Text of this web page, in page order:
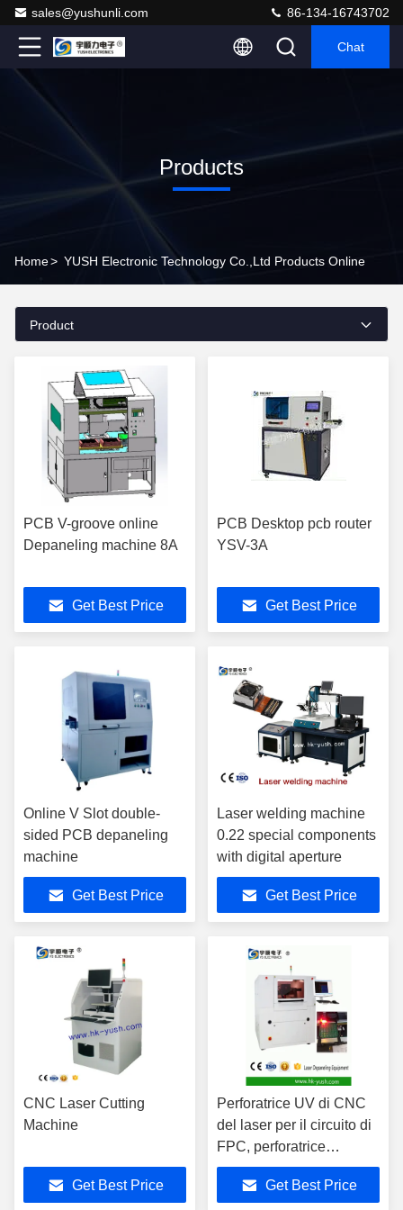
sales@yushunli.com 86-134-16743702
Chat
Products
Home> YUSH Electronic Technology Co.,Ltd Products Online
Product
PCB V-groove online
Depaneling machine 8A
Get Best Price
PCB Desktop pcb router
YSV-3A
Get Best Price
Online V Slot double-
sided PCB depaneling
machine
Get Best Price
Laser welding machine
0.22 special components
with digital aperture
Get Best Price
CNC Laser Cutting
Machine
Get Best Price
Perforatrice UV di CNC
del laser per il circuito di
FPC, perforatrice
automatica del PWB
Get Best Price